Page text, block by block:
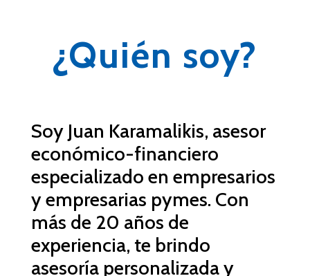
¿Quién soy?
Soy Juan Karamalikis, asesor
económico-financiero
especializado en empresarios
y empresarias pymes. Con
más de 20 años de
experiencia, te brindo
asesoría personalizada y